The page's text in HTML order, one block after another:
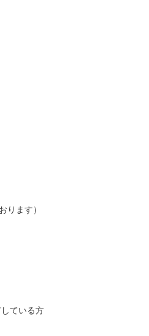
ります）
ている方